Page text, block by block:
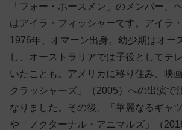
「フォー・ホースメン」のメンバー、
はアイラ・フィッシャーです。アイラ
1976年、オマーン出身。幼少期はオー
し、オーストラリアでは子役としてテ
いたことも。アメリカに移り住み、映
クラッシャーズ」（2005）への出演で
なりました。その後、「華麗なるギャ
や「ノクターナル・アニマルズ」（